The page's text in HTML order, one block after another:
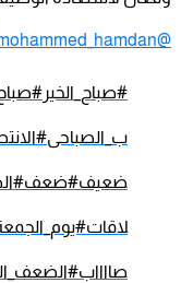
@dr.mohammed_hamdan
ب_الصباحى
ضعيف#ضعف
لاقات
صااااب